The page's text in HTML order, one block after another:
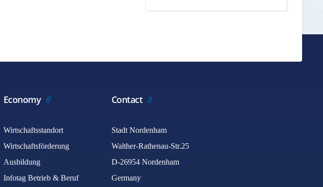
Economy
Wirtschaftsstandort
Wirtschaftsförderung
Ausbildung
Infotag Betrieb & Beruf
Contact
Stadt Nordenham
Walther-Rathenau-Str.25
D-26954 Nordenham
Germany